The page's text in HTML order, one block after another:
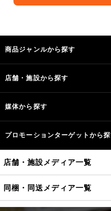
商品ジャンルから探す
店舗・施設から探す
媒体から探す
プロモーションターゲットから
店舗・施設メディア一覧
同梱・同送メディア一覧